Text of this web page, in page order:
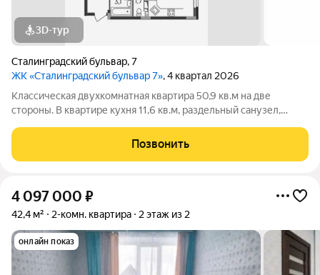
3D-тур
Сталинградский бульвар,7
ЖК «Сталинградский бульвар 7», 4 квартал 2026
Классическая двухкомнатная квартира 50,9 кв.м на две
стороны. В квартире кухня 11,6 кв.м, раздельный санузел,
кв.м, в одной из которых предусмотрен выход на лоджию.
Черновая отделка, гарантия
Позвонить
4 097 000 ₽
42,4 м² 2-комн. квартира 2 этаж из 2
онлайн показ